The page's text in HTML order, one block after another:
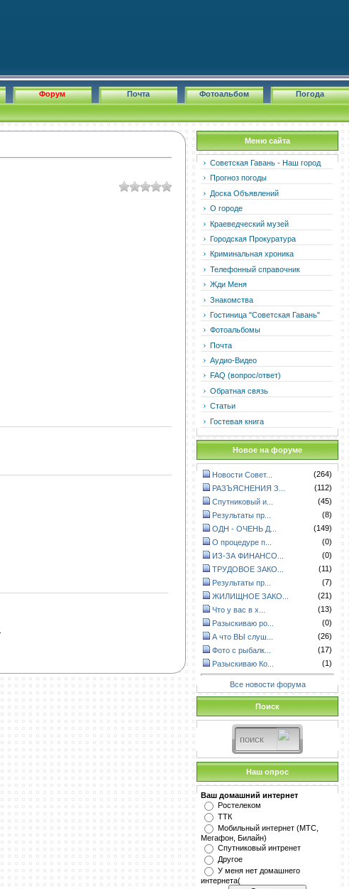
Погода
Фотоальбом
Почта
Форум
Меню сайта
Советская Гавань - Наш город
Прогноз погоды
Доска Объявлений
О городе
Краеведческий музей
Городская Прокуратура
Криминальная хроника
Телефонный справочник
Жди Меня
Знакомства
Гостиница "Советская Гавань"
Фотоальбомы
Почта
Аудио-Видео
FAQ (вопрос/ответ)
Обратная связь
Статьи
Гостевая книга
Новое на форуме
Новости Совет...
(264)
РАЗЪЯСНЕНИЯ З...
(112)
Спутниковый и...
(45)
Результаты пр...
(8)
ОДН - ОЧЕНЬ Д...
(149)
О процедуре п...
(0)
ИЗ-ЗА ФИНАНСО...
(0)
ТРУДОВОЕ ЗАКО...
(11)
Результаты пр...
(7)
ЖИЛИЩНОЕ ЗАКО...
(21)
Что у вас в х...
(13)
Разыскиваю ро...
(0)
А что ВЫ слуш...
(26)
Фото с рыбалк...
(17)
Разыскиваю Ко...
(1)
Все новости форума
Поиск
Наш опрос
Ваш домашний интернет
Ростелеком
ТТК
Мобильный интернет (МТС,
Мегафон, Билайн)
Спутниковый интренет
Другое
У меня нет домашнего
интернета(